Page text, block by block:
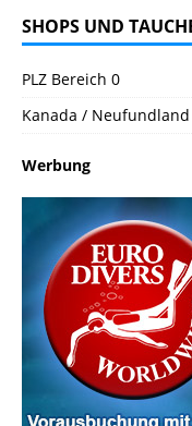
SHOPS UND
PLZ Bereich 0
Kanada / Neufundland
Werbung